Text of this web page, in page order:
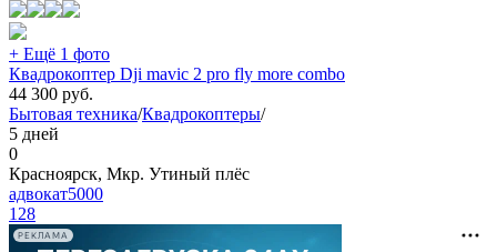
+ Ещё 1 фото
Квадрокоптер Dji mavic 2 pro fly more combo
44 300 руб.
Бытовая техника/Квадрокоптеры/
5 дней
0
Красноярск, Мкр. Утиный плёс
адвокат5000
128
РЕКЛАМА